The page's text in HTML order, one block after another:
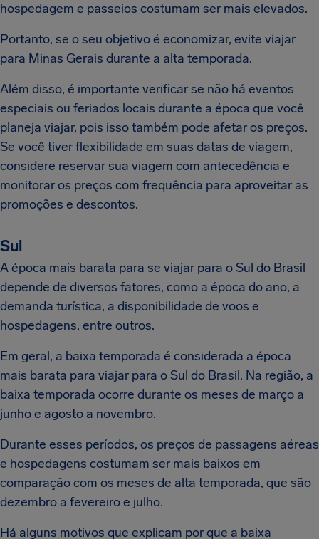
hospedagem e passeios costumam ser mais elevados.
Portanto, se o seu objetivo é economizar, evite viajar
para Minas Gerais durante a alta temporada.
Além disso, é importante verificar se não há eventos
especiais ou feriados locais durante a época que você
planeja viajar, pois isso também pode afetar os preços.
Se você tiver flexibilidade em suas datas de viagem,
considere reservar sua viagem com antecedência e
monitorar os preços com frequência para aproveitar as
promoções e descontos.
Sul
A época mais barata para se viajar para o Sul do Brasil
depende de diversos fatores, como a época do ano, a
demanda turística, a disponibilidade de voos e
hospedagens, entre outros.
Em geral, a baixa temporada é considerada a época
mais barata para viajar para o Sul do Brasil. Na região, a
baixa temporada ocorre durante os meses de março a
junho e agosto a novembro.
Durante esses períodos, os preços de passagens aéreas
e hospedagens costumam ser mais baixos em
comparação com os meses de alta temporada, que são
dezembro a fevereiro e julho.
Há alguns motivos que explicam por que a baixa